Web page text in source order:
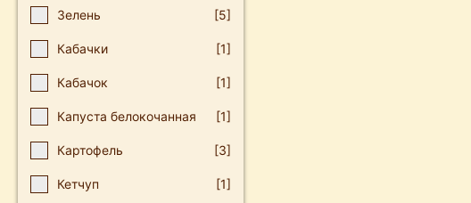
Зелень [5]
Кабачки [1]
Кабачок [1]
Капуста белокочанная [1]
Картофель [3]
Кетчуп [1]